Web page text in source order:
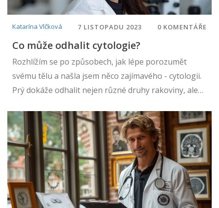
Katarína Vlčková 7 LISTOPADU 2023 0 KOMENTÁŘE
Co může odhalit cytologie?
Rozhlížím se po způsobech, jak lépe porozumět
svému tělu a našla jsem něco zajímavého - cytologii.
Prý dokáže odhalit nejen různé druhy rakoviny, ale
trochu odborně, ale rozhodla jsem se tento téma
podrobně prozkoumat a podělit se s vámi o své
zjištění. Dnes se ponoříme do světa buněk a zjistíme,
co všechno může cytologie odhalit. Pojďte se mnou
na tuto fascinující cestu!